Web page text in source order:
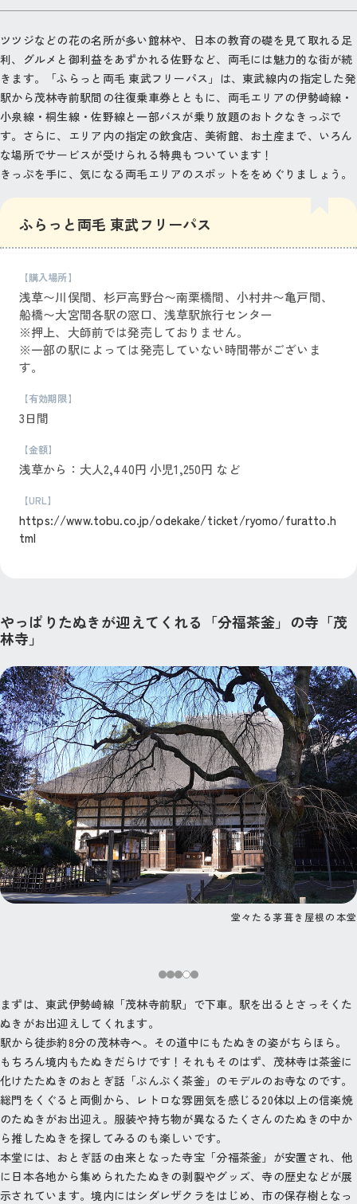
ツツジなどの花の名所が多い館林や、日本の教育の礎を見て取れる足
利、グルメと御利益をあずかれる佐野など、両毛には魅力的な街が続
きます。「ふらっと両毛 東武フリーパス」は、東武線内の指定した発
駅から茂林寺前駅間の往復乗車券とともに、両毛エリアの伊勢崎線・
小泉線・桐生線・佐野線と一部バスが乗り放題のおトクなきっぷで
す。さらに、エリア内の指定の飲食店、美術館、お土産まで、いろん
な場所でサービスが受けられる特典もついています！
きっぷを手に、気になる両毛エリアのスポットををめぐりましょう。
ふらっと両毛 東武フリーパス
【購入場所】
浅草〜川俣間、杉戸高野台〜南栗橋間、小村井〜亀戸間、
船橋〜大宮間各駅の窓口、浅草駅旅行センター
※押上、大師前では発売しておりません。
※一部の駅によっては発売していない時間帯がございま
す。
【有効期限】
3日間
【金額】
浅草から：大人2,440円 小児1,250円 など
【URL】
https://www.tobu.co.jp/odekake/ticket/ryomo/furatto.h
tml
やっぱりたぬきが迎えてくれる「分福茶釜」の寺「茂
林寺」
堂々たる茅葺き屋根の本堂
まずは、東武伊勢崎線「茂林寺前駅」で下車。駅を出るとさっそくた
ぬきがお出迎えしてくれます。
駅から徒歩約8分の茂林寺へ。その道中にもたぬきの姿がちらほら。
もちろん境内もたぬきだらけです！それもそのはず、茂林寺は茶釜に
化けたたぬきのおとぎ話「ぶんぶく茶釜」のモデルのお寺なのです。
総門をくぐると両側から、レトロな雰囲気を感じる20体以上の信楽焼
のたぬきがお出迎え。服装や持ち物が異なるたくさんのたぬきの中か
ら推したぬきを探してみるのも楽しいです。
本堂には、おとぎ話の由来となった寺宝「分福茶釜」が安置され、他
に日本各地から集められたたぬきの剥製やグッズ、寺の歴史などが展
示されています。境内にはシダレザクラをはじめ、市の保存樹となっ